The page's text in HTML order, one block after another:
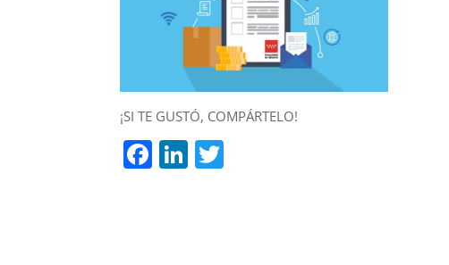
¡SI TE GUSTÓ, COMPÁRTELO!
F Li